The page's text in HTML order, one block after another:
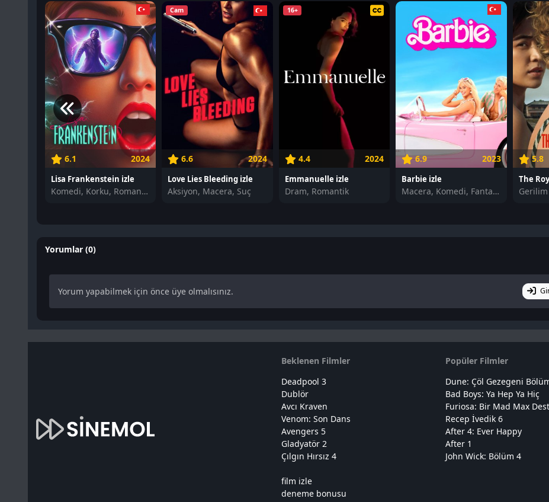
6.1 2024
Lisa Frankenstein izle
Komedi, Korku, Romantik
Cam
6.6 2024
Love Lies Bleeding izle
Aksiyon, Macera, Suç
16+
4.4 2024
Emmanuelle izle
Dram, Romantik
6.9 2023
Barbie izle
Macera, Komedi, Fantastik
5.8
The
Gerilim
Yorumlar (0)
Yorum yapabilmek için önce üye olmalısınız.
Beklenen Filmler
Deadpool 3
Dublör
Avcı Kraven
Venom: Son Dans
Avengers 5
Gladyatör 2
Çılgın Hırsız 4
Popüler Filmler
Dune: Çöl Gezegeni
Bad Boys: Ya Hep Ya Hiç
Furiosa: Bir Mad Max
Recep İvedik 6
After 4: Ever Happy
After 1
John Wick: Bölüm 4
film izle
deneme bonusu